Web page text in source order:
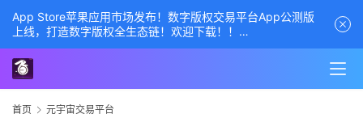
首页 元宇宙交易平台
App Store苹果应用市场发布！数字版权交易平台App公测版
上线，打造数字版权全生态链！欢迎下载！！
商务经理联系方式——数字版权交易平台